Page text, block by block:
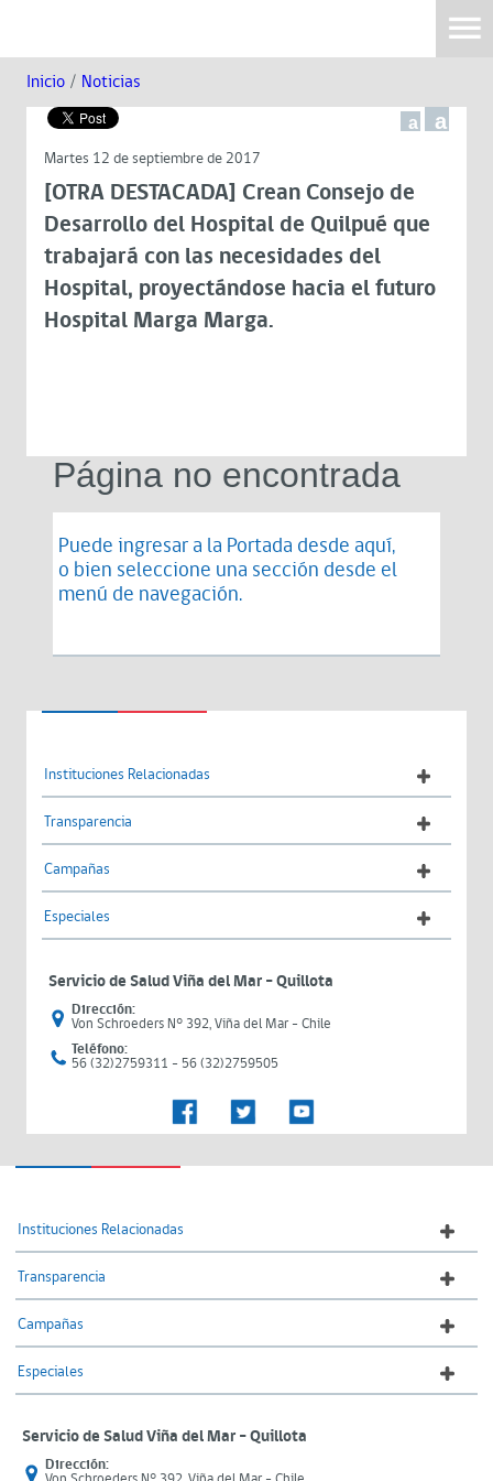
Inicio / Noticias
a a
Martes 12 de septiembre de 2017
[OTRA DESTACADA] Crean Consejo de
Desarrollo del Hospital de Quilpué que
trabajará con las necesidades del
Hospital, proyectándose hacia el futuro
Hospital Marga Marga.
Página no encontrada
Puede ingresar a la Portada desde aquí,
o bien seleccione una sección desde el
menú de navegación.
Instituciones Relacionadas
Transparencia
Campañas
Especiales
Servicio de Salud Viña del Mar – Quillota
Dirección:
Von Schroeders N° 392, Viña del Mar - Chile
Teléfono:
56 (32)2759311 - 56 (32)2759505
Instituciones Relacionadas
Transparencia
Campañas
Especiales
Servicio de Salud Viña del Mar – Quillota
Dirección: